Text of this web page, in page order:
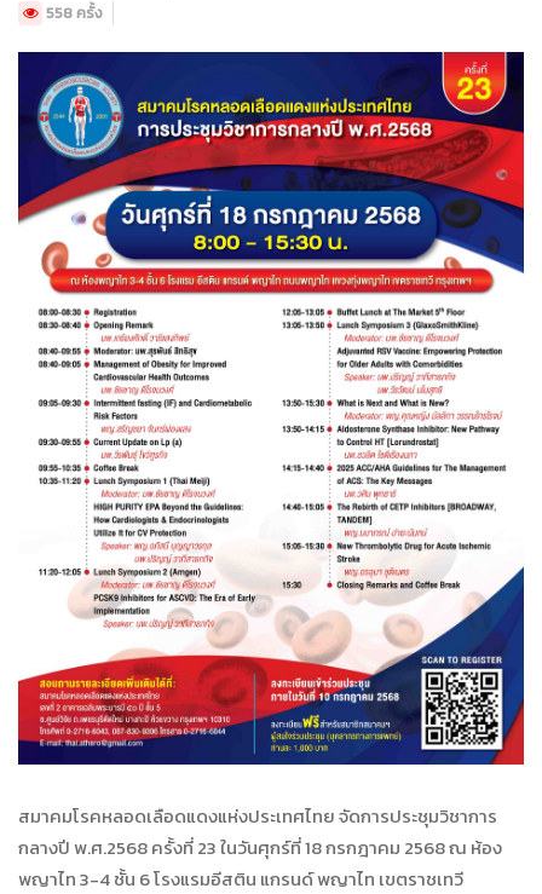
558 ครั้ง
สมาคมโรคหลอดเลือดแดงแห่งประเทศไทย จัดการประชุมวิชาการ
กลางปี พ.ศ.2568 ครั้งที่ 23 ในวันศุกร์ที่ 18 กรกฎาคม 2568 ณ ห้อง
พญาไท 3-4 ชั้น 6 โรงแรมอีสติน แกรนด์ พญาไท เขตราชเทวี